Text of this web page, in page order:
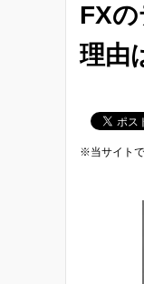
FX
理由
※当サイトで